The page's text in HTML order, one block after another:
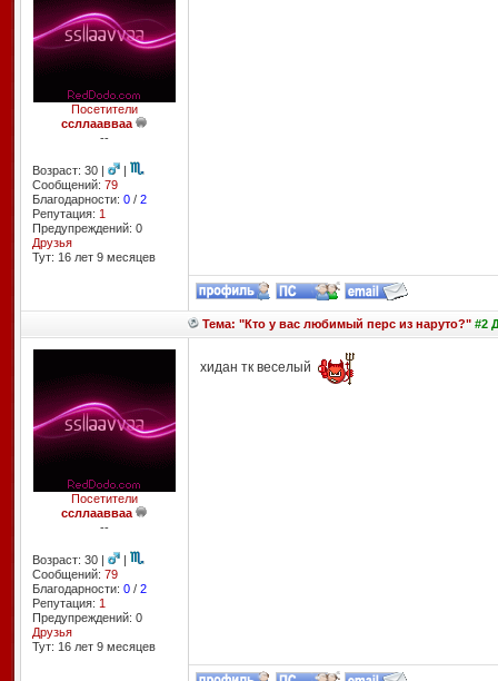
Посетители
ссллаавваа
--
Возраст: 30 |
|
Сообщений: 79
Благодарности: 0/ 2
Репутация: 1
Предупреждений: 0
Друзья
Тут: 16 лет 9 месяцев
Тема: "Кто у вас любимый перс из наруто?"#2
Посетители
ссллаавваа
--
Возраст: 30 |
|
Сообщений: 79
Благодарности: 0/ 2
Репутация: 1
Предупреждений: 0
Друзья
Тут: 16 лет 9 месяцев
хидан тк веселый